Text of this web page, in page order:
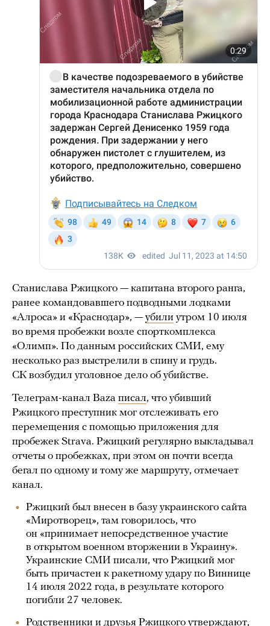
Станислава Ржицкого — капитана второго ранга,
ранее командовавшего подводными лодками
«Алроса» и «Краснодар», — убили утром 10 июля
во время пробежки возле спорткомплекса
«Олимп». По данным российских СМИ, ему
несколько раз выстрелили в спину и грудь.
СК возбудил уголовное дело об убийстве.
Телеграм-канал Baza писал, что убивший
Ржицкого преступник мог отслеживать его
перемещения с помощью приложения для
пробежек Strava. Ржицкий регулярно выкладывал
отчеты о пробежках, при этом он почти всегда
бегал по одному и тому же маршруту, отмечает
канал.
Ржицкий был внесен в базу украинского сайта
«Миротворец», там говорилось, что
он «принимает непосредственное участие
в открытом военном вторжении в Украину».
Украинские СМИ писали, что Ржицкий мог
быть причастен к ракетному удару по Виннице
14 июля 2022 года, в результате которого
погибли 27 человек.
Родственники и друзья Ржицкого утверждают,